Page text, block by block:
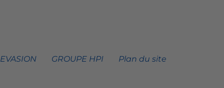
GROUPE HPI Plan du site